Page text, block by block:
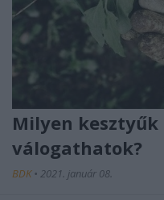
Milyen
válogathatok?
BDK • 2021. január 08.